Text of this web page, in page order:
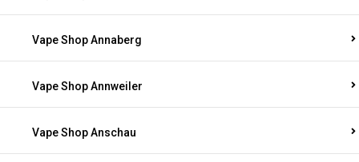
Vape Shop Annaberg
Vape Shop Annweiler
Vape Shop Anschau